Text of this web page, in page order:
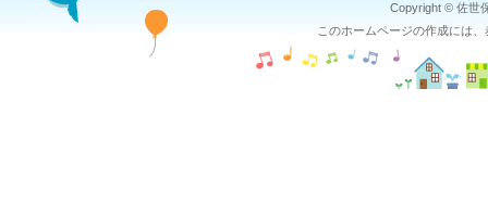
Copyright © 佐世
このホームページの作成には